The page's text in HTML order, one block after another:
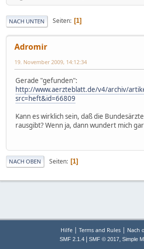
NACH UNTEN Seiten 1
Adromir
19. November 2009, 14:12:34
Gerade "gefunden":
http://www.aerzteblatt.de/v4/archiv/
src=heft&id=66809
Kann es wirklich sein, daß die
rausgibt? Wenn ja, dann wundert mich
NACH OBEN Seiten 1
Hilfe | Terms and Rules | Nach
SMF 2.1.4 SMF © 2017, Simple